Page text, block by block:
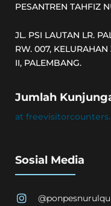
PESANTREN TAHFIZ
JL. PSI LAUTAN LR.
RW. 007,
II, PALEMBANG.
Jumlah
at
Sosial Media